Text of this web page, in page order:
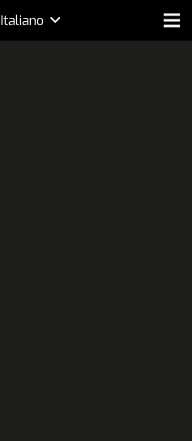
Italiano